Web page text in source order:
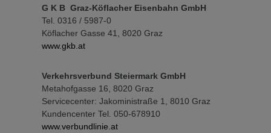
G K B Graz-Köflacher Eisenbahn GmbH
Tel. 0316 / 5987-0
Köflacher Gasse 41, 8020 Graz
www.gkb.at
Verkehrsverbund Steiermark GmbH
Metahofgasse 16, 8020 Graz
Servicecenter: Jakoministraße 1, 8010 Graz
Kundencenter Tel. 050-678910
www.verbundlinie.at